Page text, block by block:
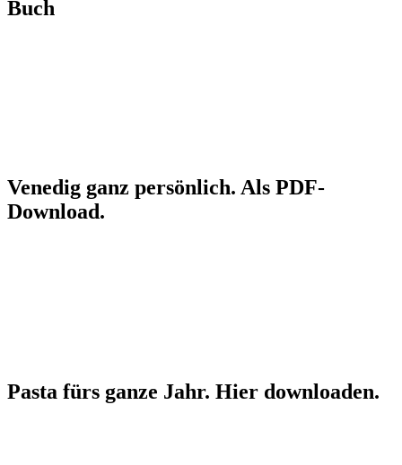
Buch
Venedig ganz persönlich. Als PDF-
Download.
Pasta fürs ganze Jahr. Hier downloaden.